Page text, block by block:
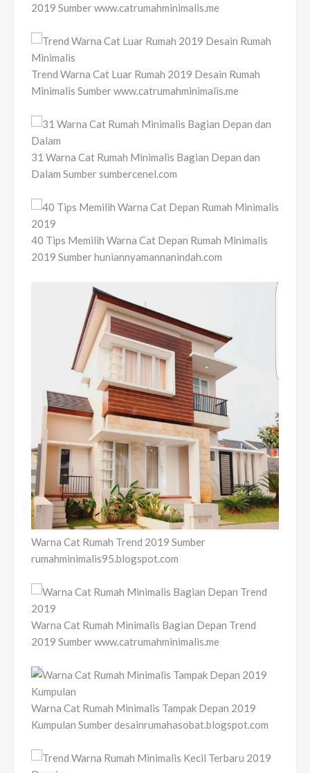
2019 Sumber www.catrumahminimalis.me
Trend Warna Cat Luar Rumah 2019 Desain Rumah
Minimalis Sumber www.catrumahminimalis.me
31 Warna Cat Rumah Minimalis Bagian Depan dan
Dalam Sumber sumbercenel.com
40 Tips Memilih Warna Cat Depan Rumah Minimalis
2019 Sumber huniannyamannanindah.com
Warna Cat Rumah Trend 2019 Sumber
rumahminimalis95.blogspot.com
Warna Cat Rumah Minimalis Bagian Depan Trend
2019 Sumber www.catrumahminimalis.me
Warna Cat Rumah Minimalis Tampak Depan 2019
Kumpulan Sumber desainrumahasobat.blogspot.com